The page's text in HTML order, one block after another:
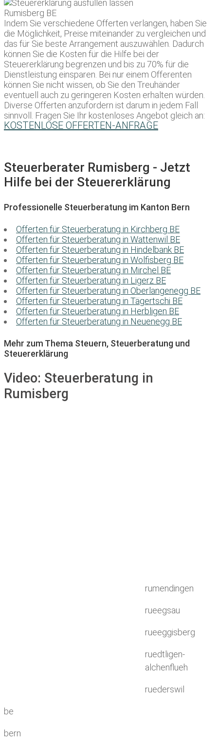
Indem Sie verschiedene Offerten verlangen, haben Sie
die Möglichkeit, Preise miteinander zu vergleichen und
das für Sie beste Arrangement auszuwählen. Dadurch
können Sie die Kosten für die Hilfe bei der
Steuererklärung begrenzen und bis zu 70% für die
Dienstleistung einsparen. Bei nur einem Offerenten
können Sie nicht wissen, ob Sie den Treuhänder
eventuell auch zu geringeren Kosten erhalten würden.
Diverse Offerten anzufordern ist darum in jedem Fall
sinnvoll. Fragen Sie Ihr kostenloses Angebot gleich an:
KOSTENLOSE OFFERTEN-ANFRAGE
Steuerberater Rumisberg - Jetzt
Hilfe bei der Steuererklärung
Professionelle Steuerberatung im Kanton Bern
Offerten für Steuerberatung in Kirchberg BE
Offerten für Steuerberatung in Wattenwil BE
Offerten für Steuerberatung in Hindelbank BE
Offerten für Steuerberatung in Wolfisberg BE
Offerten für Steuerberatung in Mirchel BE
Offerten für Steuerberatung in Ligerz BE
Offerten für Steuerberatung in Oberlangenegg BE
Offerten für Steuerberatung in Tägertschi BE
Offerten für Steuerberatung in Herbligen BE
Offerten für Steuerberatung in Neuenegg BE
Mehr zum Thema Steuern, Steuerberatung und
Steuererklärung
Video: Steuerberatung in
Rumisberg
rumendingen
rueegsau
rueeggisberg
ruedtligen-
alchenflueh
ruederswil
be
bern